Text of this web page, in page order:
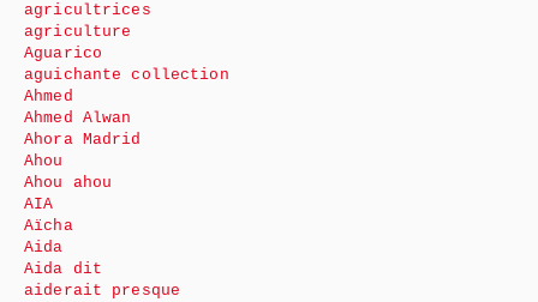
agricultrices
agriculture
Aguarico
aguichante collection
Ahmed
Ahmed Alwan
Ahora Madrid
Ahou
Ahou ahou
AIA
Aïcha
Aida
Aida dit
aiderait presque